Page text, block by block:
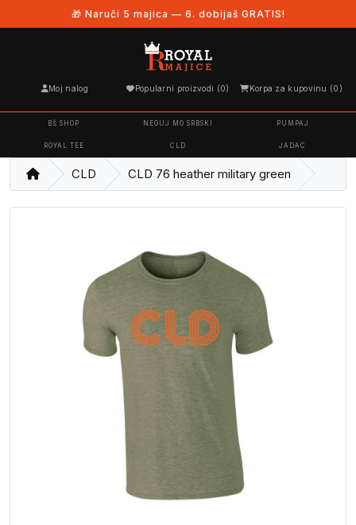
🎁 Naruči 5 majica — 6. dobijaš GRATIS!
Moj nalog Popularni proizvodi (0) Korpa za kupovinu (0)
BŠ SHOP NEGUJ MO SRBSKI PUMPAJ
ROYAL TEE CLD JADAC
CLD CLD 76 heather military green